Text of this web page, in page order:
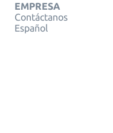
EMPRESA
Contáctanos
Español